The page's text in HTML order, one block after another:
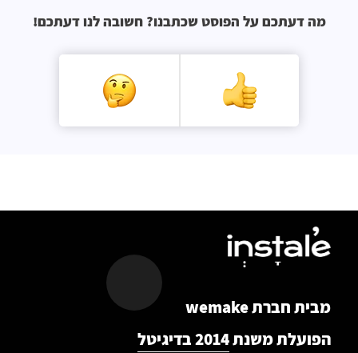
מה דעתכם על הפוסט שכתבנו? חשובה לנו דעתכם!
מבית חברת wemake
הפועלת משנת2014 בדיגיטל